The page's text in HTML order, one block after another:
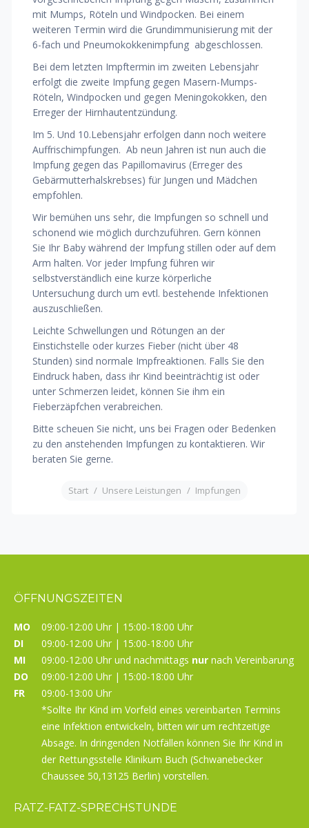
mit Mumps, Röteln und Windpocken. Bei einem
weiteren Termin wird die Grundimmunisierung mit der
6-fach und Pneumokokkenimpfung abgeschlossen.
Bei dem letzten Impftermin im zweiten Lebensjahr
erfolgt die zweite Impfung gegen Masern-Mumps-
Röteln, Windpocken und gegen Meningokokken, den
Erreger der Hirnhautentzündung.
Im 5. Und 10.Lebensjahr erfolgen dann noch weitere
Auffrischimpfungen. Ab neun Jahren ist nun auch die
Impfung gegen das Papillomavirus (Erreger des
Gebärmutterhalskrebses) für Jungen und Mädchen
empfohlen.
Wir bemühen uns sehr, die Impfungen so schnell und
schonend wie möglich durchzuführen. Gern können
Sie Ihr Baby während der Impfung stillen oder auf dem
Arm halten. Vor jeder Impfung führen wir
selbstverständlich eine kurze körperliche
Untersuchung durch um evtl. bestehende Infektionen
auszuschließen.
Leichte Schwellungen und Rötungen an der
Einstichstelle oder kurzes Fieber (nicht über 48
Stunden) sind normale Impfreaktionen. Falls Sie den
Eindruck haben, dass ihr Kind beeinträchtig ist oder
unter Schmerzen leidet, können Sie ihm ein
Fieberzäpfchen verabreichen.
Bitte scheuen Sie nicht, uns bei Fragen oder Bedenken
zu den anstehenden Impfungen zu kontaktieren. Wir
beraten Sie gerne.
Sie befinden sich hier:
Start Unsere Leistungen Impfungen
ÖFFNUNGSZEITEN
MO
09:00-12:00 Uhr | 15:00-18:00 Uhr
DI
09:00-12:00 Uhr | 15:00-18:00 Uhr
MI
09:00-12:00 Uhr und nachmittags nur nach Vereinbarung
DO
09:00-12:00 Uhr | 15:00-18:00 Uhr
FR
09:00-13:00 Uhr
*Sollte Ihr Kind im Vorfeld eines vereinbarten Termins
eine Infektion entwickeln, bitten wir um rechtzeitige
Absage. In dringenden Notfällen können Sie Ihr Kind in
der Rettungsstelle Klinikum Buch (Schwanebecker
Chaussee 50,13125 Berlin) vorstellen.
RATZ-FATZ-SPRECHSTUNDE